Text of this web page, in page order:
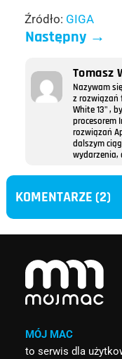
Źródło: GIGA
Następny→
Tomasz
Nazywam
z rozwiązań
White 13" ,
procesorem
rozwiązań
dalszym
wydarzenia,
KOMENTARZE (2)
MÓJ MAC
to serwis dla